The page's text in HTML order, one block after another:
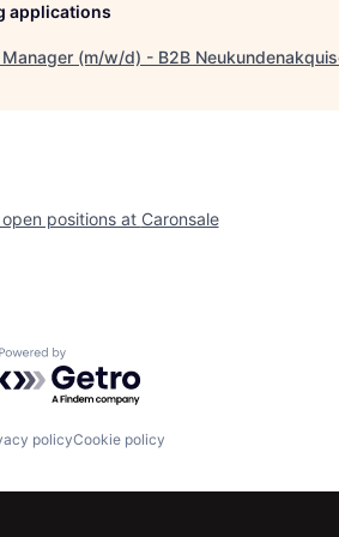
applications
Manager (m/w/d) - B2B
positions at Caronsale
Powered by Getro.com
policyCookie policy